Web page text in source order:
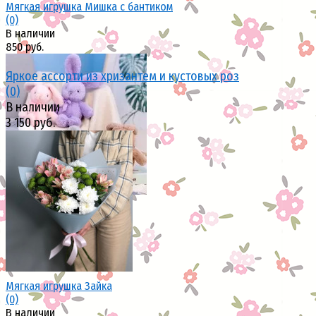
избранное сравнить
Мягкая игрушка Мишка с бантиком
(0)
В наличии
850 руб.
Мягкая игрушка Зайка
(0)
В наличии
избранное сравнить
Яркое ассорти из хризантем и кустовых роз
(0)
В наличии
3 150 руб.